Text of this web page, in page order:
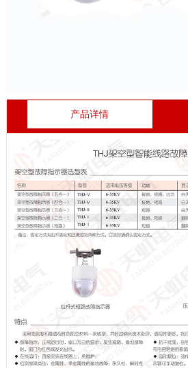
产品详情